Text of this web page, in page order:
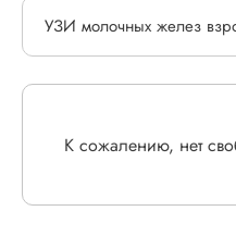
К сожалению, нет
УЗИ молочных желез